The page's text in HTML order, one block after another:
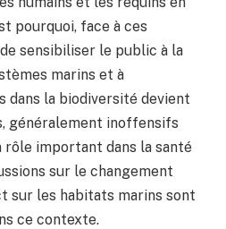
pourquoi, face à ces
sensibiliser le public à la
marins et à
dans la biodiversité devient
généralement inoffensifs
rôle important dans la santé
sur le changement
sur les habitats marins sont
ce contexte.